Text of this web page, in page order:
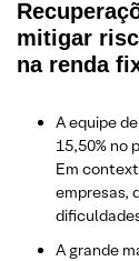
mitigar
na renda
A equipe
15,50% no
Em
empresas,
A grande